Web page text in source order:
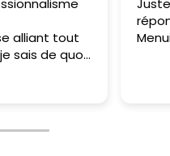
et réactive qui a su
Merci à St